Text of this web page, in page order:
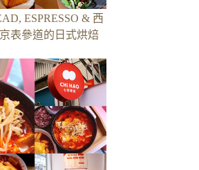
ESPRESSO & 西
表參道的日式烘焙